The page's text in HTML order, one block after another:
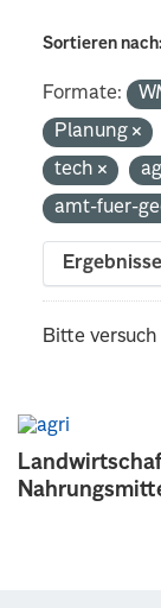
Sortieren nach
Formate:
Planung
tech
amt-fuer-
Bitte